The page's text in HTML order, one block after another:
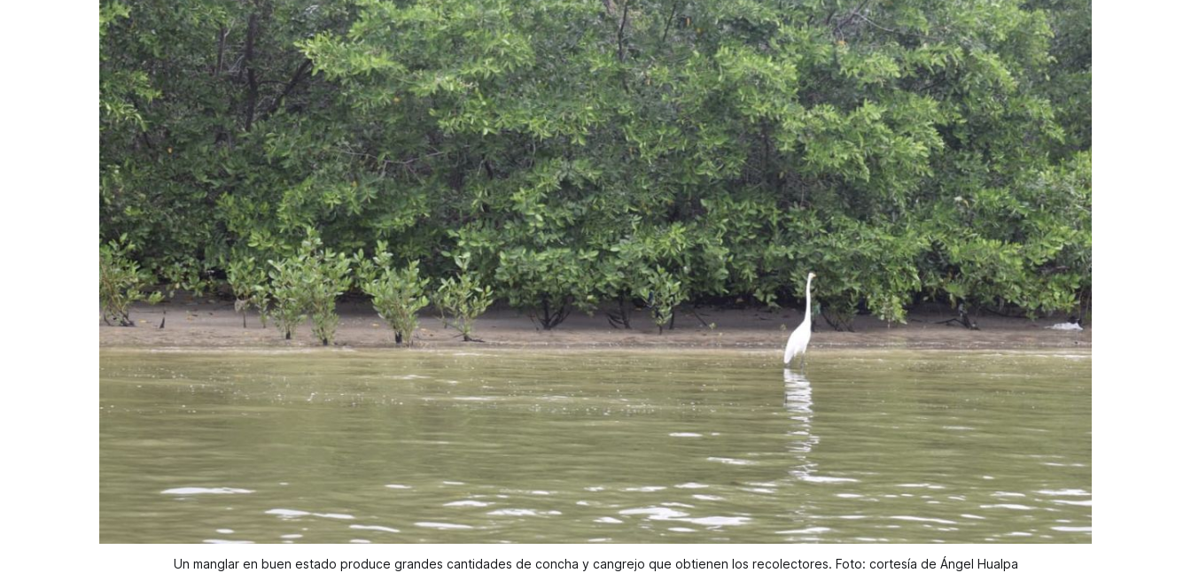
Un manglar en buen estado produce grandes cantidades de concha y cangrejo que obtienen los recolectores. Foto: cortesía de Ángel Hualpa